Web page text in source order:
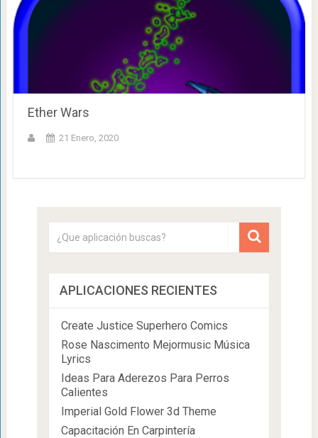
Ether Wars
21 Enero, 2020
APLICACIONES RECIENTES
Create Justice Superhero Comics
Rose Nascimento Mejormusic Música
Lyrics
Ideas Para Aderezos Para Perros
Calientes
Imperial Gold Flower 3d Theme
Capacitación En Carpintería